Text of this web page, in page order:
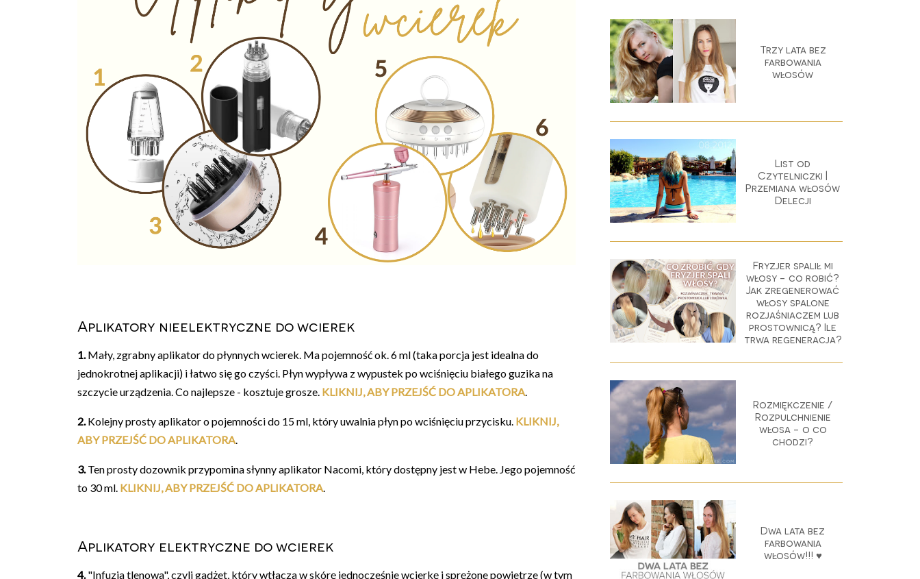
Aplikatory nieelektryczne do wcierek
1. Mały, zgrabny aplikator do płynnych wcierek. Ma pojemność ok. 6 ml (taka porcja jest idealna do
jednokrotnej aplikacji) i łatwo się go czyści. Płyn wypływa z wypustek po wciśnięciu białego guzika na
szczycie urządzenia. Co najlepsze - kosztuje grosze. KLIKNIJ, ABY PRZEJŚĆ DO APLIKATORA
2. Kolejny prosty aplikator o pojemności do 15 ml, który uwalnia płyn po wciśnięciu przycisku. KLIKNIJ,
ABY PRZEJŚĆ DO APLIKATORA
3. Ten prosty dozownik przypomina słynny aplikator Nacomi, który dostępny jest w Hebe. Jego pojemność
to 30 ml. KLIKNIJ, ABY PRZEJŚĆ DO APLIKATORA
Aplikatory elektryczne do wcierek
4. "Infuzja tlenowa", czyli gadżet, który wtłacza w skórę jednocześnie wcierkę i sprężone powietrze (w tym
Trzy lata bez
farbowania
włosów
List od
Czytelniczki |
Przemiana włosów
Delecji
Fryzjer spalił mi
włosy - co robić?
Jak zregenerować
włosy spalone
rozjaśniaczem lub
prostownicą? Ile
trwa regeneracja?
Rozmiękczenie /
Rozpulchnienie
włosa - o co
chodzi?
Dwa lata bez
farbowania
włosów!!! ♥